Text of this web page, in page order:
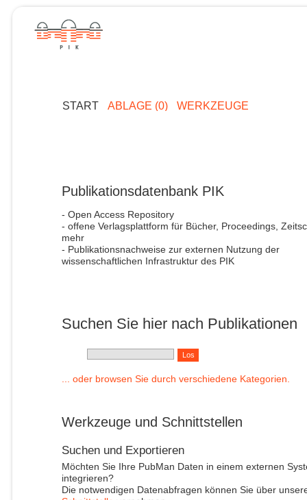
START ABLAGE (0) WERKZEUGE
Publikationsdatenbank PIK
- Open Access Repository
- offene Verlagsplattform für Bücher, Proceedings,
mehr
- Publikationsnachweise zur externen Nutzung der
wissenschaftlichen Infrastruktur des PIK
Suchen Sie hier nach Publikationen
... oder browsen Sie durch verschiedene Kategorien.
Werkzeuge und Schnittstellen
Suchen und Exportieren
Möchten Sie Ihre PubMan Daten in einem externen
integrieren?
Die notwendigen Datenabfragen können Sie über